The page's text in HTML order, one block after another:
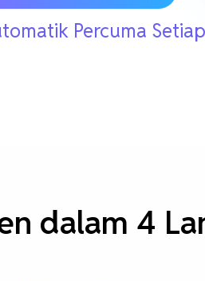
Percuma
dalam 4